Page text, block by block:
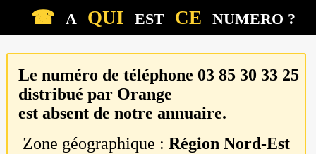
☎ A QUI EST CE NUMERO ?
Le numéro de téléphone 03 85 30 33 25
distribué par Orange
est absent de notre annuaire.
Zone géographique :Région Nord-Est